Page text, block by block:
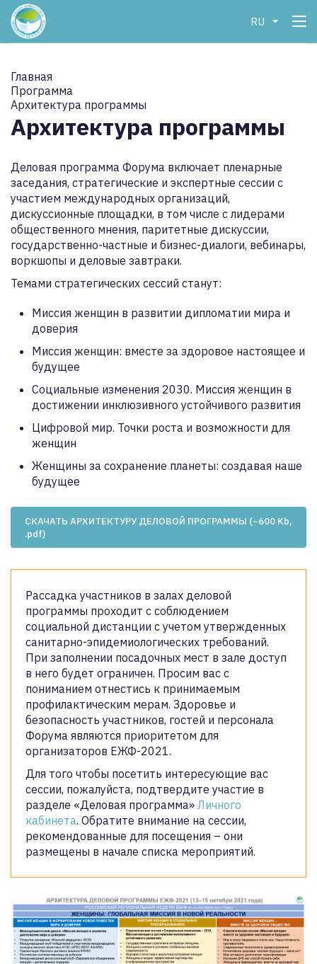
RU
Главная
Программа
Архитектура программы
Архитектура программы
Деловая программа Форума включает пленарные
заседания, стратегические и экспертные сессии с
участием международных организаций,
дискуссионные площадки, в том числе с лидерами
общественного мнения, паритетные дискуссии,
государственно-частные и бизнес-диалоги, вебинары,
воркшопы и деловые завтраки.
Темами стратегических сессий станут:
Миссия женщин в развитии дипломатии мира и
доверия
Миссия женщин: вместе за здоровое настоящее и
будущее
Социальные изменения 2030. Миссия женщин в
достижении инклюзивного устойчивого развития
Цифровой мир. Точки роста и возможности для
женщин
Женщины за сохранение планеты: создавая наше
будущее
СКАЧАТЬ АРХИТЕКТУРУ ДЕЛОВОЙ ПРОГРАММЫ (~600 Kb,
.pdf)
Рассадка участников в залах деловой
программы проходит с соблюдением
социальной дистанции с учетом утвержденных
санитарно-эпидемиологических требований.
При заполнении посадочных мест в зале доступ
в него будет ограничен. Просим вас с
пониманием отнестись к принимаемым
профилактическим мерам. Здоровье и
безопасность участников, гостей и персонала
Форума являются приоритетом для
организаторов ЕЖФ-2021.
Для того чтобы посетить интересующие вас
сессии, пожалуйста, подтвердите участие в
разделе «Деловая программа» Личного
кабинета. Обратите внимание на сессии,
рекомендованные для посещения – они
размещены в начале списка мероприятий.